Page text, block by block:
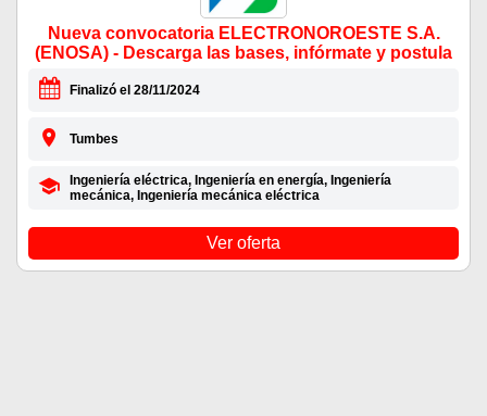
Nueva convocatoria ELECTRONOROESTE S.A.
(ENOSA) - Descarga las bases, infórmate y postula
Finalizó el 28/11/2024
Tumbes
Ingeniería eléctrica, Ingeniería en energía, Ingeniería
mecánica, Ingeniería mecánica eléctrica
Ver oferta